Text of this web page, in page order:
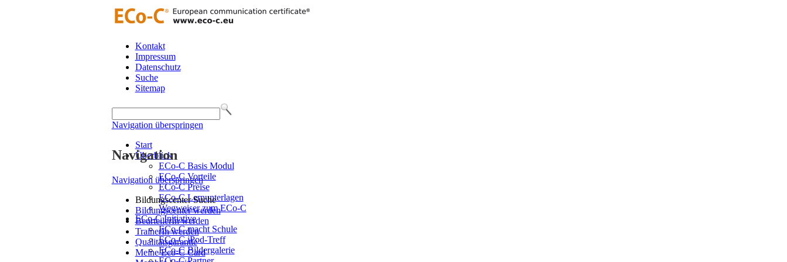
Kontakt
Impressum
Datenschutz
Suche
Sitemap
Navigation überspringen
Start
Überblick
ECo-C Basis Modul
ECo-C Vorteile
ECo-C Preise
ECo-C Lernunterlagen
Wegweiser zum ECo-C
ECo-C Initiative
ECo-C macht Schule
ECo-C iPod-Treff
ECo-C Bildergalerie
Navigation
Navigation überspringen
Bildungscenter Suche
Bildungscenter werden
BeurteilerIn werden
TrainerIn werden
Qualitätsgarantie
Meine Eco-C Card